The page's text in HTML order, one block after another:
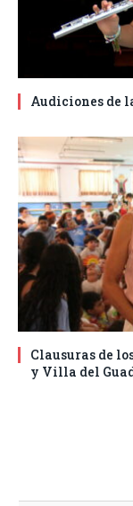
Audiciones de
Clausuras de
y Villa del